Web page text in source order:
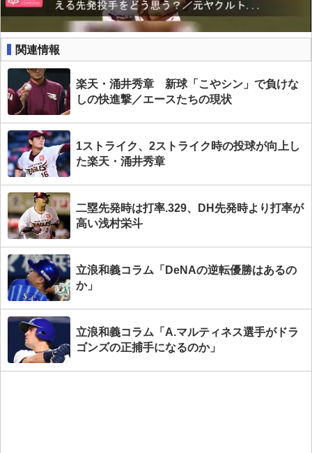
関連情報
楽天・涌井秀章 新球「こやシン」で負けな
しの快進撃／エースたちの現状
1ストライク、2ストライク時の投球が向上し
た楽天・涌井秀章
二塁先発時は打率.329、DH先発時より打率が
高い浅村栄斗
立浪和義コラム「DeNAの逆転優勝はあるの
か」
立浪和義コラム「A.マルティネス選手がドラ
ゴンズの正捕手になるのか」